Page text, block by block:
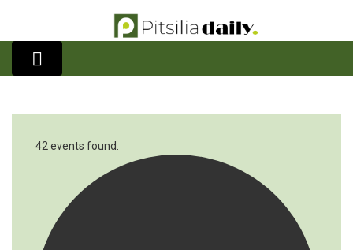
42 events found.